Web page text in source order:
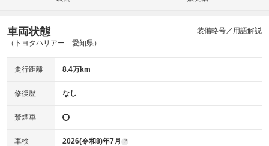
車両状態
（トヨタハリアー 愛知県）
装備略号／用語解説
走行距離 8.4万km
修復歴 なし
禁煙車
車検 2026(令和8)年7月 ?